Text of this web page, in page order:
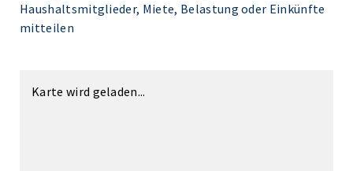
Haushaltsmitglieder, Miete, Belastung oder Einkünfte
mitteilen
Karte wird geladen...